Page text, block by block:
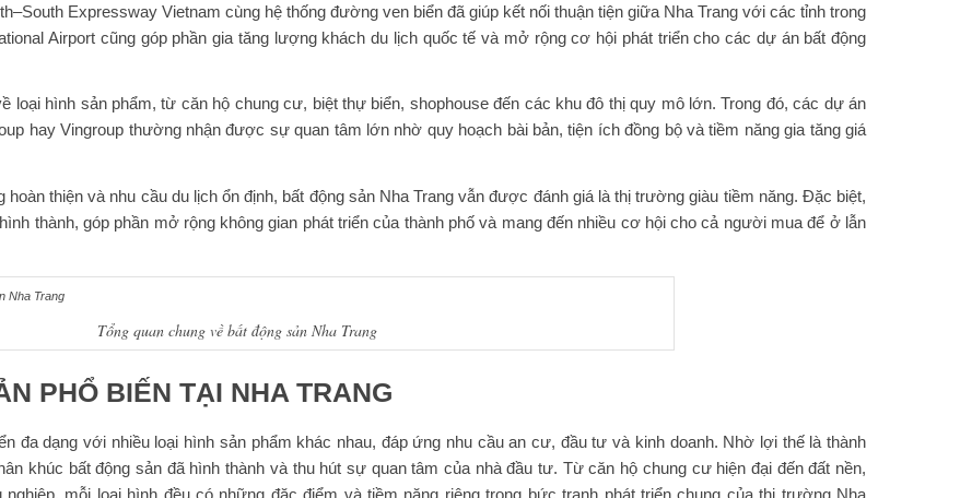
Expressway Vietnam cùng hệ thống đường ven biển đã giúp kết nối thuận tiện giữa Nha Trang với các tỉnh trong
Airport cũng góp phần gia tăng lượng khách du lịch quốc tế và mở rộng cơ hội phát triển cho các dự án bất động
loại hình sản phẩm, từ căn hộ chung cư, biệt thự biển, shophouse đến các khu đô thị quy mô lớn. Trong đó, các dự án
hay Vingroup thường nhận được sự quan tâm lớn nhờ quy hoạch bài bản, tiện ích đồng bộ và tiềm năng gia tăng giá
thiện và nhu cầu du lịch ổn định, bất động sản Nha Trang vẫn được đánh giá là thị trường giàu tiềm năng. Đặc biệt,
thành, góp phần mở rộng không gian phát triển của thành phố và mang đến nhiều cơ hội cho cả người mua để ở lẫn
Tổng quan chung về bất động sản Nha Trang
PHỔ BIẾN TẠI NHA TRANG
đa dạng với nhiều loại hình sản phẩm khác nhau, đáp ứng nhu cầu an cư, đầu tư và kinh doanh. Nhờ lợi thế là thành
khúc bất động sản đã hình thành và thu hút sự quan tâm của nhà đầu tư. Từ căn hộ chung cư hiện đại đến đất nền,
mỗi loại hình đều có những đặc điểm và tiềm năng riêng trong bức tranh phát triển chung của thị trường Nha